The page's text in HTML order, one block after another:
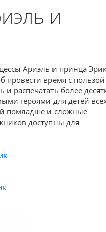
и
Ариэль и принца
провести время с
распечатать более
героями для детей
помладше и сложные
доступны для